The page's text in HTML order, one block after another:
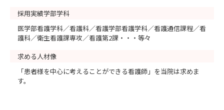
採用実績学部学科
医学部看護学科／看護科／看護学部看護学科／看護通信課程／看
護科／衛生看護課専攻／看護第2課・・・等々
求める人材像
「患者様を中心に考えることができる看護師」を当院は求めま
す。